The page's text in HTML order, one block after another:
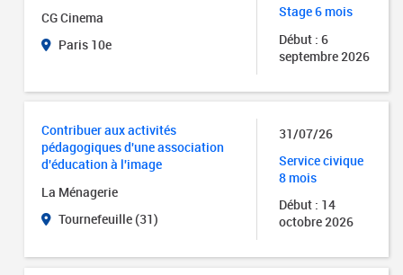
CG Cinema
Paris 10e
Stage 6 mois
Début : 6
septembre 2026
Contribuer aux activités
pédagogiques d'une association
d'éducation à l'image
La Ménagerie
Tournefeuille (31)
31/07/26
Service civique
8 mois
Début : 14
octobre 2026